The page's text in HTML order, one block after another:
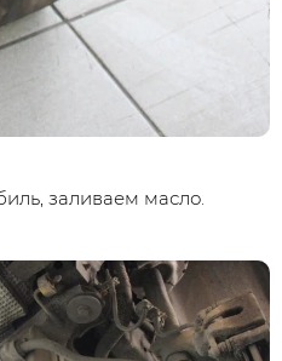
заливаем масло.